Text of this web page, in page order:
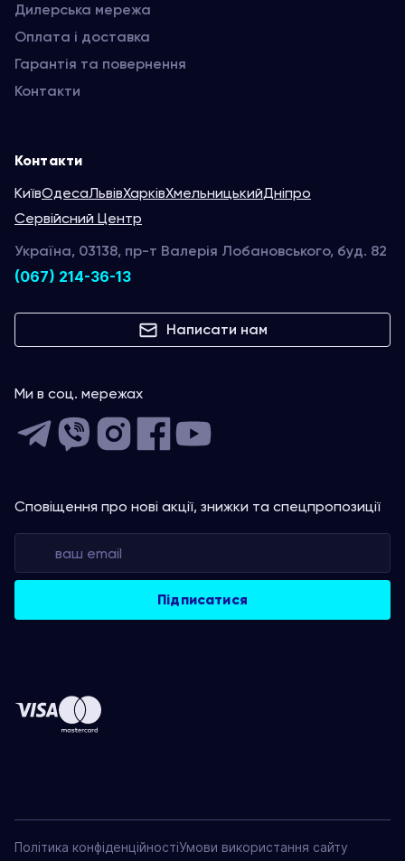
Дилерська мережа
Оплата і доставка
Гарантія та повернення
Контакти
Контакти
КиївОдесаЛьвівХарківХмельницькийДніпро
Сервійсний Центр
Україна, 03138, пр-т Валерія Лобановського, буд. 82
(067) 214-36-13
Написати нам
Ми в соц. мережах
Сповіщення про нові акції, знижки та спецпропозиції
Політика конфіденційностіУмови використання сайту